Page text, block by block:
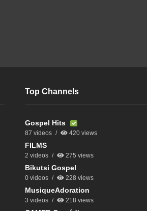
Top Channels
Gospel Hits
87 videos 420 views
FILMS
2 videos 275 views
Bikutsi Gospel
0 videos 228 views
MusiqueAdoration
3 videos 218 views